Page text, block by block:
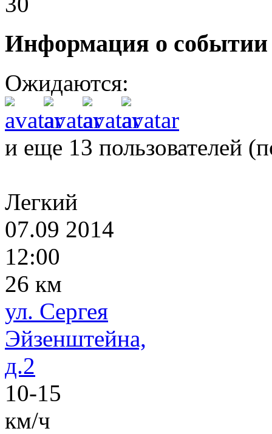
Информация о событии
Ожидаются:
и еще 13 пользователей (
Легкий
07.09 2014
12:00
26 км
ул. Сергея
Эйзенштейна,
д.2
10-15
км/ч